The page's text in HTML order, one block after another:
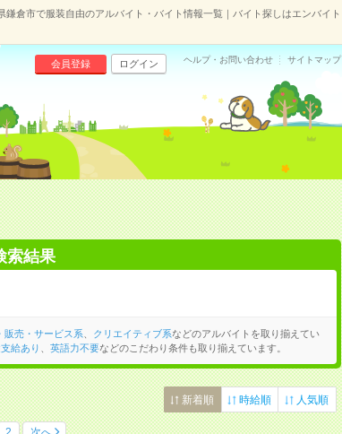
鎌倉市で服装自由のアルバイト・バイト情報一覧｜バイト探しはエンバイト
会員登録 ログイン ヘルプ・お問い合わせ サイトマップ
索結果
販売・サービス系 クリエイティブ系などのアルバイトを取り揃えてい
給あり 英語力不要などのこだわり条件も取り揃えています。
新着順 時給順 人気順